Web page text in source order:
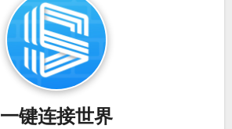
一键连接世界